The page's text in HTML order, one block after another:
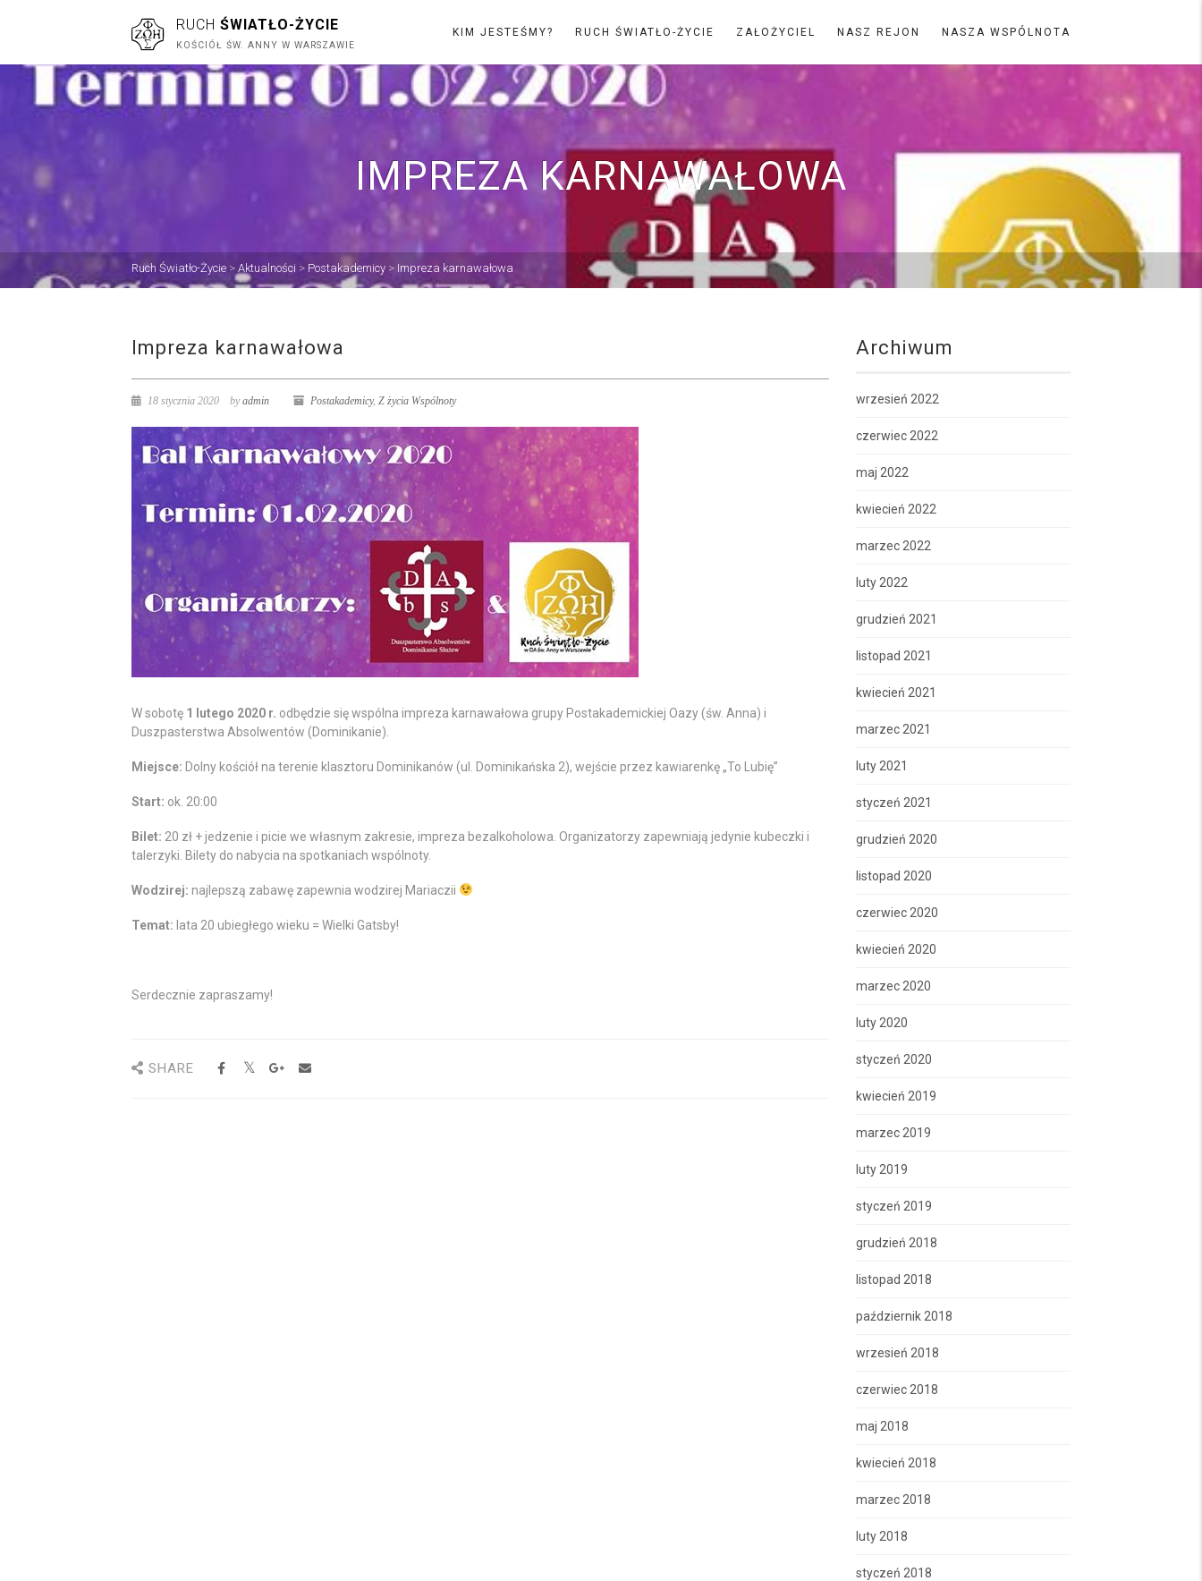
RUCH ŚWIATŁO-ŻYCIE
KOŚCIÓŁ ŚW. ANNY W WARSZAWIE
KIM JESTEŚMY? RUCH ŚWIATŁO-ŻYCIE ZAŁOŻYCIEL NASZ REJON NASZA WSPÓLNOTA
IMPREZA KARNAWAŁOWA
Ruch Światło-Życie > Aktualności > Postakademicy > Impreza karnawałowa
Impreza karnawałowa
18 stycznia 2020 byadmin Postakademicy, Z życia Wspólnoty
W sobotę 1 lutego 2020 r. odbędzie się wspólna impreza karnawałowa grupy Postakademickiej Oazy (św. Anna) i
Duszpasterstwa Absolwentów (Dominikanie).
Miejsce: Dolny kościół na terenie klasztoru Dominikanów (ul. Dominikańska 2), wejście przez kawiarenkę „To Lubię”
Start: ok. 20:00
Bilet: 20 zł + jedzenie i picie we własnym zakresie, impreza bezalkoholowa. Organizatorzy zapewniają jedynie kubeczki i
talerzyki. Bilety do nabycia na spotkaniach wspólnoty.
Wodzirej: najlepszą zabawę zapewnia wodzirej Mariaczii
Temat: lata 20 ubiegłego wieku = Wielki Gatsby!
Serdecznie zapraszamy!
SHARE
Archiwum
wrzesień 2022
czerwiec 2022
maj 2022
kwiecień 2022
marzec 2022
luty 2022
grudzień 2021
listopad 2021
kwiecień 2021
marzec 2021
luty 2021
styczeń 2021
grudzień 2020
listopad 2020
czerwiec 2020
kwiecień 2020
marzec 2020
luty 2020
styczeń 2020
kwiecień 2019
marzec 2019
luty 2019
styczeń 2019
grudzień 2018
listopad 2018
październik 2018
wrzesień 2018
czerwiec 2018
maj 2018
kwiecień 2018
marzec 2018
luty 2018
styczeń 2018